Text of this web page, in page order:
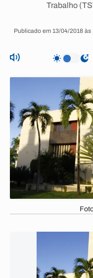
Trabalho
Publicado em 13/04/2018